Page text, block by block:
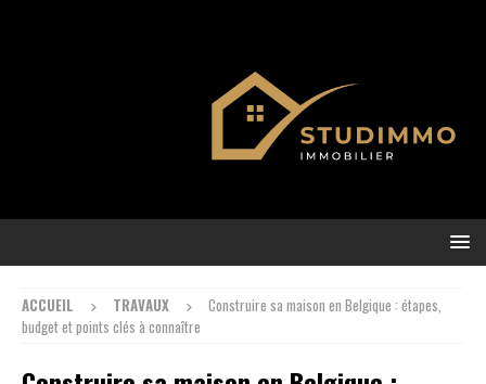
ACCUEIL TRAVAUX
Construire sa maison en Belgique : étapes,
budget et points clés à connaître